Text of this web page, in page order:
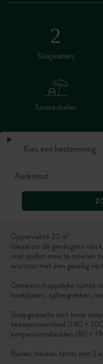
Slaapkamers
Tuinmeubelen
Oppervlakte 20 m²
Ideaal om de geneugten van
veel spullen mee te moeten
avontuur met een gezellig
Gemeenschappelijke ruimte
kookplaten, opbergrekken,
Slaapgedeelte met twee
tweepersoonsbed (140 ×
eenpersoonsbedden (80 ×
Buiten: houten terras met 2